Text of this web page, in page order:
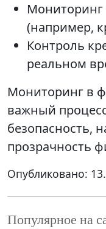
Мониторинг
(например,
Контроль
реальном
Мониторинг в
важный
безопасность,
прозрачность
Опубликовано:
Популярное на